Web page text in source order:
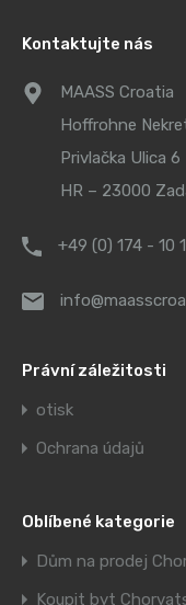
Kontaktujte nás
MAASS Croatia
Hoffrohne
Privlačka Ulica 6
HR – 23000
+49 (0) 174 - 10
Právní záležitosti
otisk
Ochrana údajů
Oblíbené kategorie
Dům na prodej
Koupit byt